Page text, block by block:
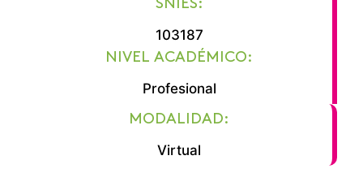
SNIES:
103187
NIVEL ACADÉMICO:
Profesional
MODALIDAD:
Virtual